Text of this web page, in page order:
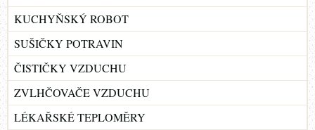
KUCHYŇSKÝ ROBOT
SUŠIČKY POTRAVIN
ČISTIČKY VZDUCHU
ZVLHČOVAČE VZDUCHU
LÉKAŘSKÉ TEPLOMĚRY